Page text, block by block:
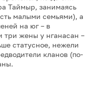
Таймыр, занимаясь
малыми семьями), а
на юг – в
три жены у нганасан –
статусное, нежели
кланов (по-